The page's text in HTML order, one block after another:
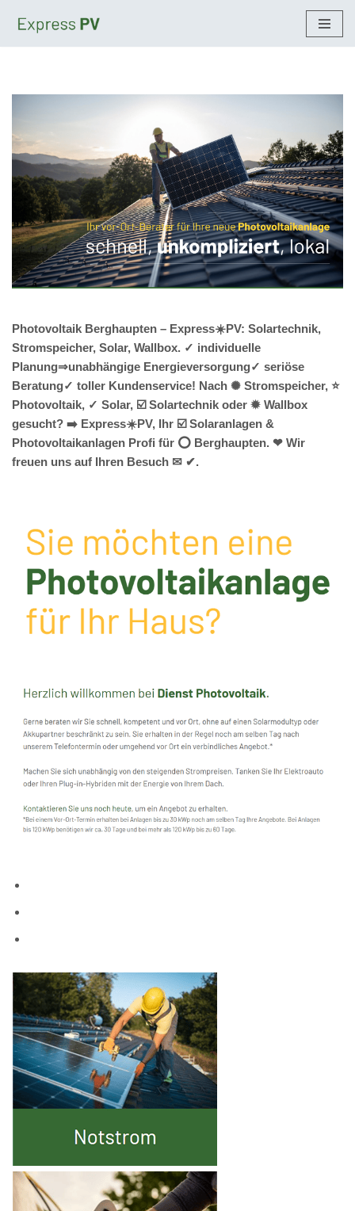
Photovoltaik Berghaupten – Express☀️PV️: Solartechnik,
Stromspeicher, Solar, Wallbox. ✓ individuelle
Planung⇒unabhängige Energieversorgung✓ seriöse
Beratung✓ toller Kundenservice! Nach ✺ Stromspeicher, ⭐
Photovoltaik, ✓ Solar, ☑️ Solartechnik oder ✹ Wallbox
gesucht? ➡️ Express☀️PV️, Ihr ☑️ Solaranlagen &
Photovoltaikanlagen Profi für ⭕ Berghaupten. ❤ Wir
freuen uns auf Ihren Besuch ✉ ✔.